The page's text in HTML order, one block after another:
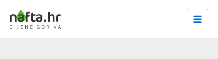
contenuto
Main